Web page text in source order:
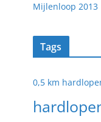
Mijlenloop 2013
Tags
0,5 km